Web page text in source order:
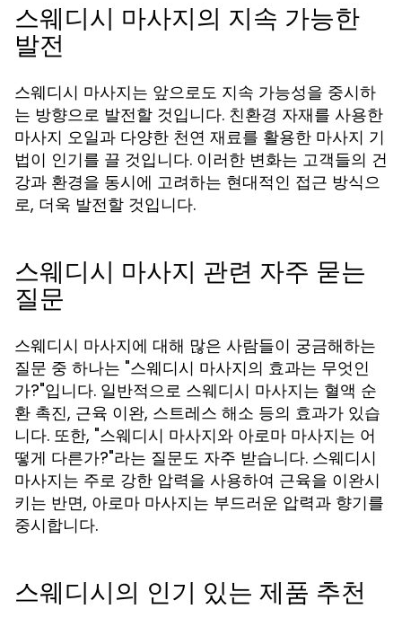
스웨디시 마사지의 지속 가능한
발전
스웨디시 마사지는 앞으로도 지속 가능성을 중시하
는 방향으로 발전할 것입니다. 친환경 자재를 사용한
마사지 오일과 다양한 천연 재료를 활용한 마사지 기
법이 인기를 끌 것입니다. 이러한 변화는 고객들의 건
강과 환경을 동시에 고려하는 현대적인 접근 방식으
로, 더욱 발전할 것입니다.
스웨디시 마사지 관련 자주 묻는
질문
스웨디시 마사지에 대해 많은 사람들이 궁금해하는
질문 중 하나는 "스웨디시 마사지의 효과는 무엇인
가?"입니다. 일반적으로 스웨디시 마사지는 혈액 순
환 촉진, 근육 이완, 스트레스 해소 등의 효과가 있습
니다. 또한, "스웨디시 마사지와 아로마 마사지는 어
떻게 다른가?"라는 질문도 자주 받습니다. 스웨디시
마사지는 주로 강한 압력을 사용하여 근육을 이완시
키는 반면, 아로마 마사지는 부드러운 압력과 향기를
중시합니다.
스웨디시의 인기 있는 제품 추천